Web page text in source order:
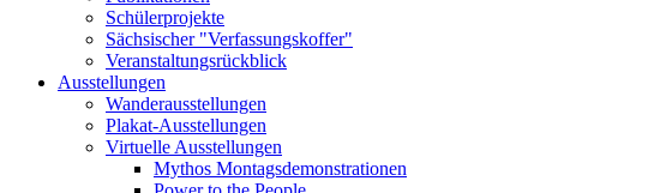
Schülerprojekte
Sächsischer "Verfassungskoffer"
Veranstaltungsrückblick
Ausstellungen
Wanderausstellungen
Plakat-Ausstellungen
Virtuelle Ausstellungen
Mythos Montagsdemonstrationen